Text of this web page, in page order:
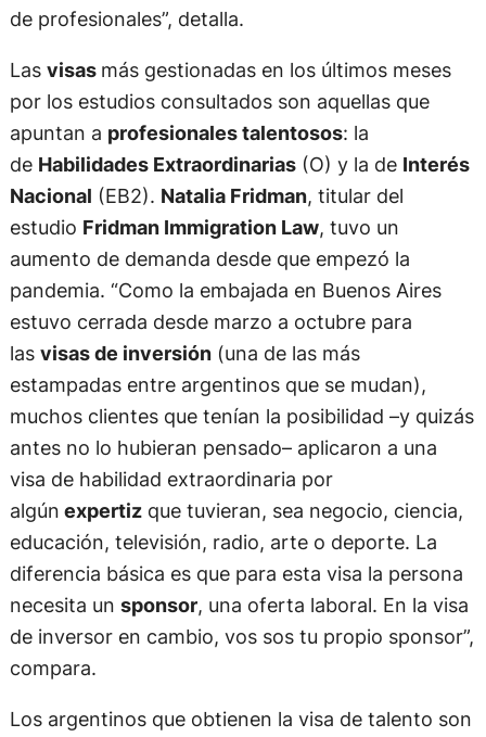
de profesionales”, detalla.
Las visas más gestionadas en los últimos meses
por los estudios consultados son aquellas que
apuntan a profesionales talentosos: la
de Habilidades Extraordinarias(O) y la de Interés
Nacional (EB2). Natalia Fridman, titular del
estudio Fridman Immigration Law, tuvo un
aumento de demanda desde que empezó la
pandemia. “Como la embajada en Buenos Aires
estuvo cerrada desde marzo a octubre para
las visas de inversión(una de las más
estampadas entre argentinos que se mudan),
muchos clientes que tenían la posibilidad –y quizás
antes no lo hubieran pensado– aplicaron a una
visa de habilidad extraordinaria por
algún expertizque tuvieran, sea negocio, ciencia,
educación, televisión, radio, arte o deporte. La
diferencia básica es que para esta visa la persona
necesita un sponsor, una oferta laboral. En la visa
de inversor en cambio, vos sos tu propio sponsor”,
compara.
Los argentinos que obtienen la visa de talento son